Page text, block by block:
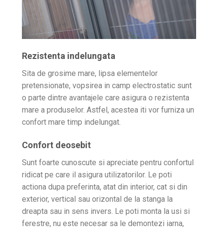
Rezistenta indelungata
Sita de grosime mare, lipsa elementelor
pretensionate, vopsirea in camp electrostatic sunt
o parte dintre avantajele care asigura o rezistenta
mare a produselor. Astfel, acestea iti vor furniza un
confort mare timp indelungat.
Confort deosebit
Sunt foarte cunoscute si apreciate pentru confortul
ridicat pe care il asigura utilizatorilor. Le poti
actiona dupa preferinta, atat din interior, cat si din
exterior, vertical sau orizontal de la stanga la
dreapta sau in sens invers. Le poti monta la usi si
ferestre, nu este necesar sa le demontezi iarna,